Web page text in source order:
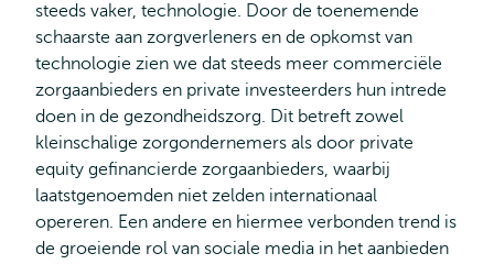
steeds vaker, technologie. Door de toenemende
schaarste aan zorgverleners en de opkomst van
technologie zien we dat steeds meer commerciële
zorgaanbieders en private investeerders hun intrede
doen in de gezondheidszorg. Dit betreft zowel
kleinschalige zorgondernemers als door private
equity gefinancierde zorgaanbieders, waarbij
laatstgenoemden niet zelden internationaal
opereren. Een andere en hiermee verbonden trend is
de groeiende rol van sociale media in het aanbieden